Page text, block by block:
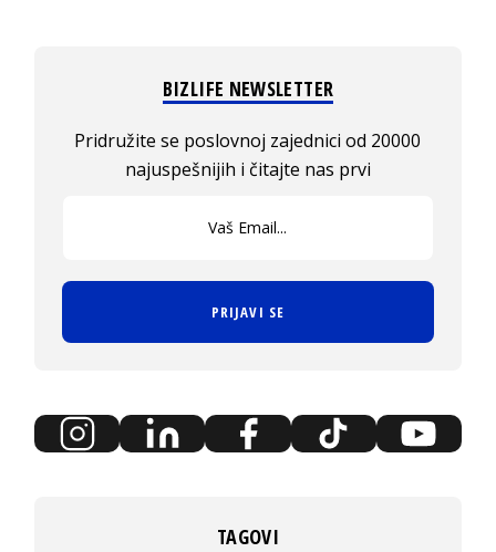
BIZLIFE NEWSLETTER
Pridružite se poslovnoj zajednici od 20000
najuspešnijih i čitajte nas prvi
PRIJAVI SE
TAGOVI